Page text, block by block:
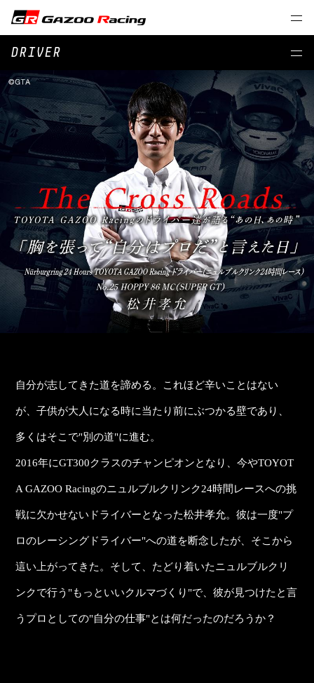
DRIVER
自分が志してきた道を諦める。これほど辛いことはない
が、子供が大人になる時に当たり前にぶつかる壁であり、
多くはそこで"別の道"に進む。
2016年にGT300クラスのチャンピオンとなり、今やTOYOT
A GAZOO Racingのニュルブルクリンク24時間レースへの挑
戦に欠かせないドライバーとなった松井孝允。彼は一度"プ
ロのレーシングドライバー"への道を断念したが、そこから
這い上がってきた。そして、たどり着いたニュルブルクリ
ンクで行う"もっといいクルマづくり"で、彼が見つけたと言
うプロとしての"自分の仕事"とは何だったのだろうか？